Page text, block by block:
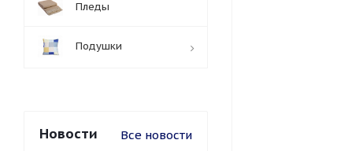
Пледы
Подушки
Новости Все новости